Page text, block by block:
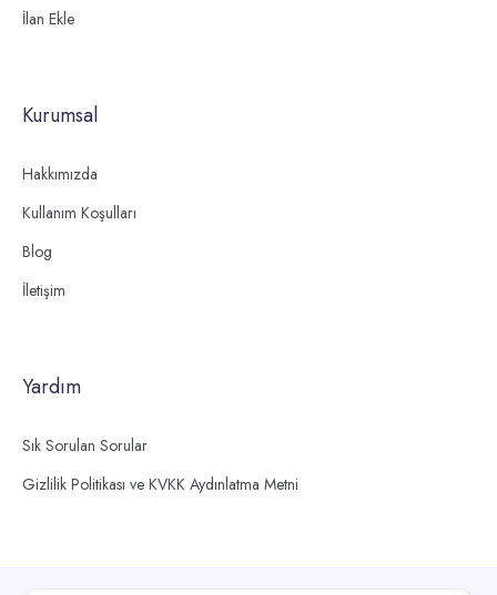
İlan Ekle
Kurumsal
Hakkımızda
Kullanım Koşulları
Blog
İletişim
Yardım
Sık Sorulan Sorular
Gizlilik Politikası ve KVKK Aydınlatma Metni